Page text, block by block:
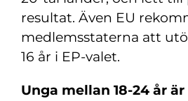
resultat. Även EU
medlemsstaterna att
16 år i EP-valet.
Unga mellan 18-24 år